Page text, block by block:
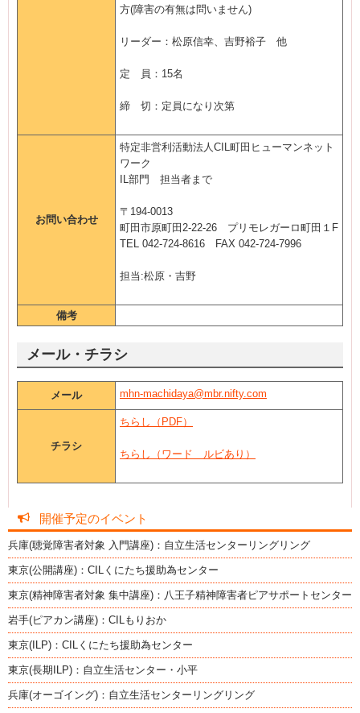
方(障害の有無は問いません)
リーダー：松原信幸、吉野裕子 他
定 員：15名
締 切：定員になり次第
お問い合わせ
特定非営利活動法人CIL町田ヒューマンネット
ワーク
IL部門 担当者まで
〒194-0013
町田市原町田2-22-26 プリモレガーロ町田１F
TEL 042-724-8616 FAX 042-724-7996
担当:松原・吉野
備考
メール・チラシ
メール mhn-machidaya@mbr.nifty.com
チラシ
ちらし（PDF）
ちらし（ワード ルビあり）
開催予定のイベント
兵庫(聴覚障害者対象 入門講座)：自立生活センターリングリング
東京(公開講座)：CILくにたち援助為センター
東京(精神障害者対象 集中講座)：八王子精神障害者ピアサポートセンター
岩手(ピアカン講座)：CILもりおか
東京(ILP)：CILくにたち援助為センター
東京(長期ILP)：自立生活センター・小平
兵庫(オーゴイング)：自立生活センターリングリング